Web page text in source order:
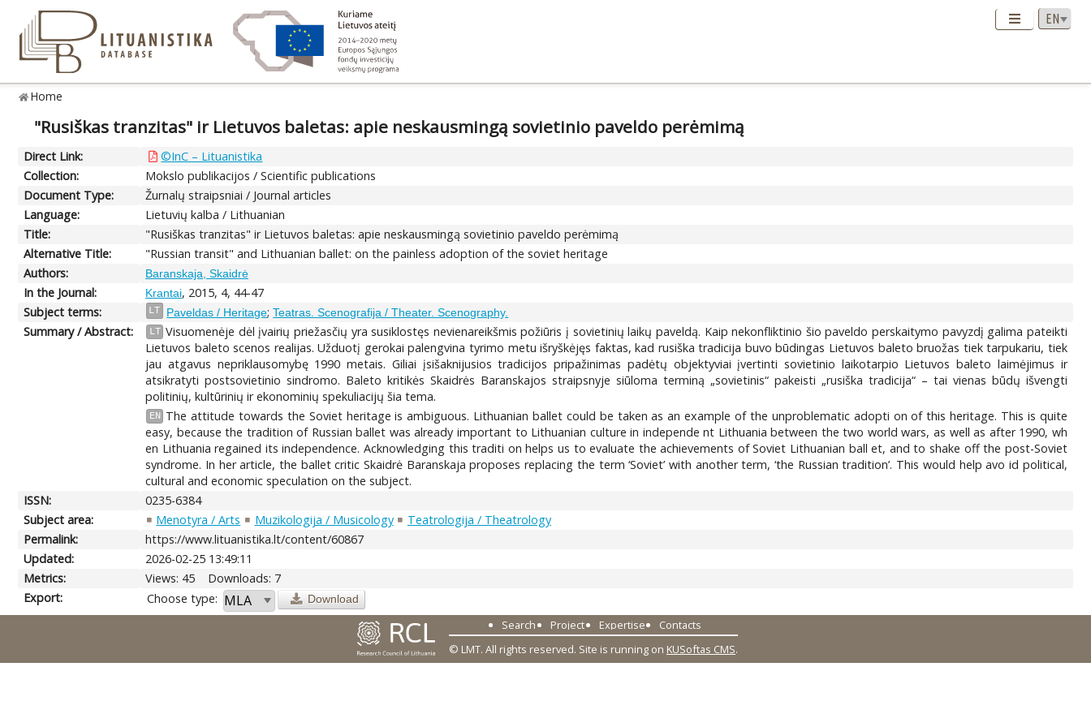
Home
"Rusiškas tranzitas" ir Lietuvos baletas: apie neskausmingą sovietinio paveldo perėmimą
Direct Link:
©InC – Lituanistika
Collection:
Mokslo publikacijos / Scientific publications
Document Type:
Žurnalų straipsniai / Journal articles
Language:
Lietuvių kalba / Lithuanian
Title:
"Rusiškas tranzitas" ir Lietuvos baletas: apie neskausmingą sovietinio paveldo perėmimą
Alternative Title:
"Russian transit" and Lithuanian ballet: on the painless adoption of the soviet heritage
Authors:
Baranskaja, Skaidrė
In the Journal: Krantai, 2015, 4, 44-47
Subject terms:
LT Paveldas / Heritage;Teatras. Scenografija / Theater. Scenography.
Summary / Abstract: LT Visuomenėje dėl įvairių priežasčių yra susiklostęs nevienareikšmis požiūris į sovietinių laikų paveldą. Kaip nekonfliktinio šio paveldo perskaitymo pavyzdį galima pateikti
Lietuvos baleto scenos realijas. Užduotį gerokai palengvina tyrimo metu išryškėjęs faktas, kad rusiška tradicija buvo būdingas Lietuvos baleto bruožas tiek tarpukariu, tiek
jau atgavus nepriklausomybę 1990 metais. Giliai įsišaknijusios tradicijos pripažinimas padėtų objektyviai įvertinti sovietinio laikotarpio Lietuvos baleto laimėjimus ir
atsikratyti postsovietinio sindromo. Baleto kritikės Skaidrės Baranskajos straipsnyje siūloma terminą „sovietinis“ pakeisti „rusiška tradicija“ – tai vienas būdų išvengti
politinių, kultūrinių ir ekonominių spekuliacijų šia tema.
EN
The attitude towards the Soviet heritage is ambiguous. Lithuanian ballet could be taken as an example of the unproblematic adopti on of this heritage. This is quite
easy, because the tradition of Russian ballet was already important to Lithuanian culture in independe nt Lithuania between the two world wars, as well as after 1990, wh
en Lithuania regained its independence. Acknowledging this traditi on helps us to evaluate the achievements of Soviet Lithuanian ball et, and to shake off the post-Soviet
syndrome. In her article, the ballet critic Skaidrė Baranskaja proposes replacing the term ‘Soviet’ with another term, ‘the Russian tradition’. This would help avo id political,
cultural and economic speculation on the subject.
ISSN:
0235-6384
Subject area:
Menotyra / Arts Muzikologija / Musicology
Teatrologija / Theatrology
Permalink:
https://www.lituanistika.lt/content/60867
Updated:
2026-02-25 13:49:11
Metrics:
Views: 45
Downloads: 7
Export:
Choose type: Download
Search Project Expertise
Contacts
© LMT. All rights reserved. Site is running on KUSoftas CMS.